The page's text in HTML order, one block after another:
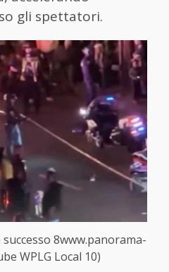
gli spettatori.
successo 8www.panorama-
WPLG Local 10)